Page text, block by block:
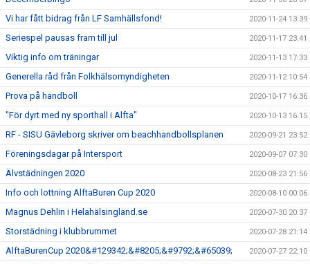
Vi har fått bidrag från LF Samhällsfond! 2020-11-24 13:39
Seriespel pausas fram till jul 2020-11-17 23:41
Viktig info om träningar 2020-11-13 17:33
Generella råd från Folkhälsomyndigheten 2020-11-12 10:54
Prova på handboll 2020-10-17 16:36
"För dyrt med ny sporthall i Alfta" 2020-10-13 16:15
RF - SISU Gävleborg skriver om beachhandbollsplanen 2020-09-21 23:52
Föreningsdagar på Intersport 2020-09-07 07:30
Älvstädningen 2020 2020-08-23 21:56
Info och lottning AlftaBuren Cup 2020 2020-08-10 00:06
Magnus Dehlin i Helahälsingland.se 2020-07-30 20:37
Storstädning i klubbrummet 2020-07-28 21:14
AlftaBurenCup 2020&#129342;&#8205;&#9792;&#65039; 2020-07-27 22:10